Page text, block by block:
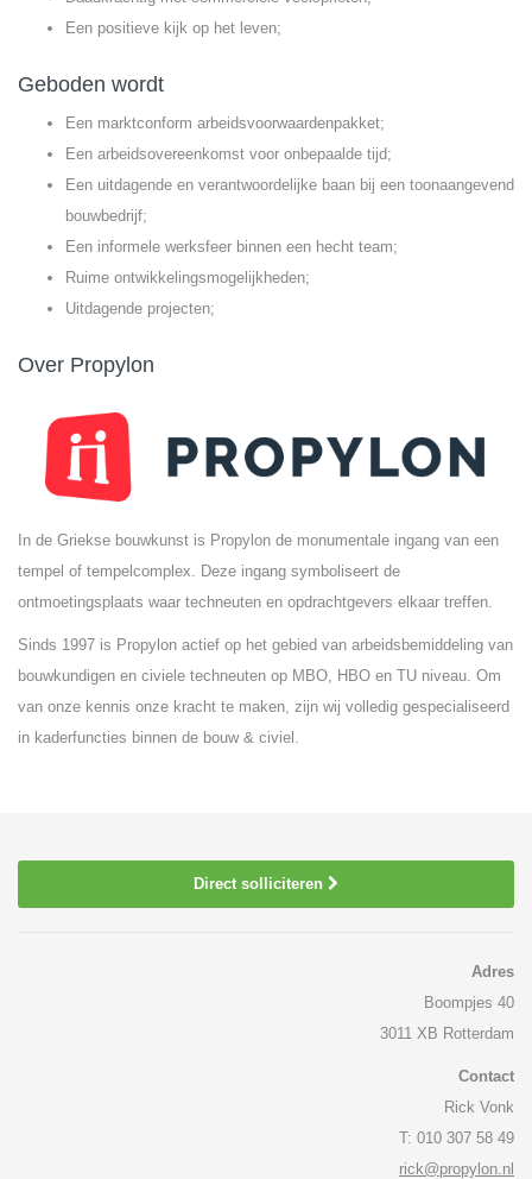
Een positieve kijk op het leven;
Geboden wordt
Een marktconform arbeidsvoorwaardenpakket;
Een arbeidsovereenkomst voor onbepaalde tijd;
Een uitdagende en verantwoordelijke baan bij een toonaangevend
bouwbedrijf;
Een informele werksfeer binnen een hecht team;
Ruime ontwikkelingsmogelijkheden;
Uitdagende projecten;
Over Propylon
In de Griekse bouwkunst is Propylon de monumentale ingang van een
tempel of tempelcomplex. Deze ingang symboliseert de
ontmoetingsplaats waar techneuten en opdrachtgevers elkaar treffen.
Sinds 1997 is Propylon actief op het gebied van arbeidsbemiddeling van
bouwkundigen en civiele techneuten op MBO, HBO en TU niveau. Om
van onze kennis onze kracht te maken, zijn wij volledig gespecialiseerd
in kaderfuncties binnen de bouw & civiel.
Direct solliciteren
Adres
Boompjes 40
3011 XB Rotterdam
Contact
Rick Vonk
T: 010 307 58 49
rick@propylon.nl